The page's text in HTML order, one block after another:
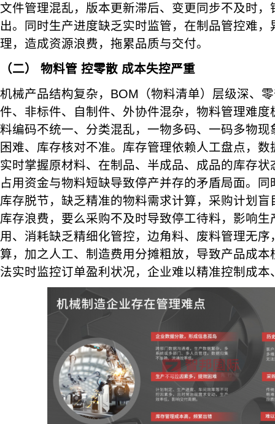
文件管理混乱，版本更新滞后、变更同步不及时
出。同时生产进度缺乏实时监管，在制品管控难
理，造成资源浪费，拖累品质与交付。
（二）
物料管 控零散 成本失控严重
机械产品结构复杂，BOM（物料清单）层级深、
件、非标件、自制件、外协件混杂，物料管理难
料编码不统一、分类混乱，一物多码、一码多物
困难、库存核对不准。库存管理依赖人工盘点，
实时掌握原材料、在制品、半成品、成品的库存
占用资金与物料短缺导致停产并存的矛盾局面。
库存脱节，缺乏精准的物料需求计算，采购计划
库存浪费，要么采购不及时导致停工待料，影响
用、消耗缺乏精细化管控，边角料、废料管理无
算，加之人工、制造费用分摊粗放，导致产品成
法实时监控订单盈利状况，企业难以精准控制成